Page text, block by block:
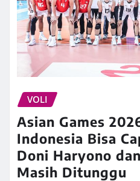
VOLI
Asian Games
Indonesia Bisa
Doni Haryono
Masih Ditunggu